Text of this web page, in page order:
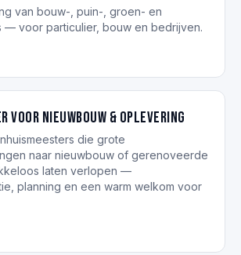
van bouw-, puin-, groen- en
— voor particulier, bouw en bedrijven.
voor nieuwbouw & oplevering
die grote
naar nieuwbouw of gerenoveerde
laten verlopen —
planning en een warm welkom voor